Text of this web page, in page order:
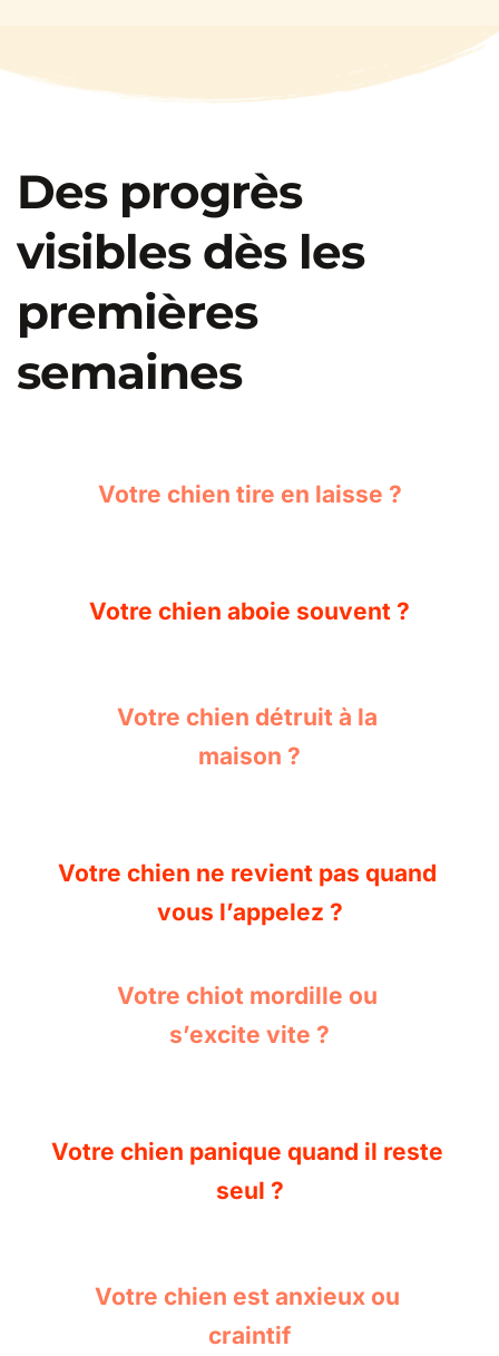
Des progrès
visibles dès les
premières
semaines
Votre chien tire en laisse ?
Votre chien aboie souvent ?
Votre chien détruit à la
maison ?
Votre chien ne revient pas quand
vous l’appelez ?
Votre chiot mordille ou
s’excite vite ?
Votre chien panique quand il reste
seul ?
Votre chien est anxieux ou
craintif